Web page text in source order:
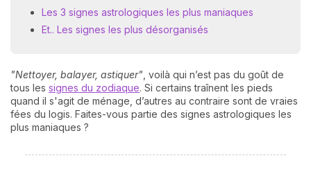
Les 3 signes astrologiques les plus maniaques
Et.. Les signes les plus désorganisés
"Nettoyer, balayer, astiquer" , voilà qui n’est pas du goût de
tous les signes du zodiaque. Si certains traînent les pieds
quand il s'agit de ménage, d’autres au contraire sont de vraies
fées du logis. Faites-vous partie des signes astrologiques les
plus maniaques ?